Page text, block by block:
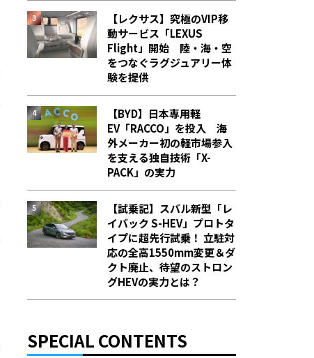
【レクサス】究極のVIP移
動サービス「LEXUS
Flight」開始 陸・海・空
をつなぐラグジュアリー体
験を提供
【BYD】日本専用軽
EV「RACCO」を投入 海
外メーカー初の軽市場参入
を支える独自技術「X-
PACK」の実力
【試乗記】スバル新型「レ
イバック S-HEV」プロトタ
イプに超先行試乗！ 立駐対
応の全高1550mm変更＆ダ
クト廃止、待望のストロン
グHEVの実力とは？
SPECIAL CONTENTS